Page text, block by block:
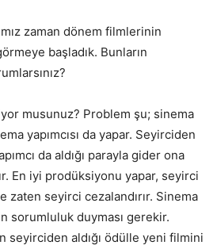
zaman dönem filmlerinin
başladık. Bunların
musunuz? Problem şu; sinema
yapımcısı da yapar. Seyirciden
da aldığı parayla gider ona
En iyi prodüksiyonu yapar, seyirci
zaten seyirci cezalandırır. Sinema
sorumluluk duyması gerekir.
seyirciden aldığı ödülle yeni filmini